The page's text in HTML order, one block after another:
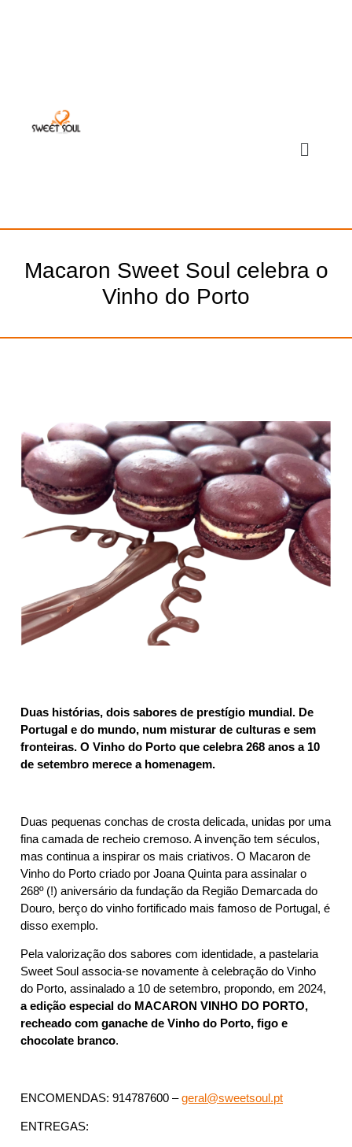
Macaron Sweet Soul celebra o
Vinho do Porto
Duas histórias, dois sabores de prestígio mundial. De
Portugal e do mundo, num misturar de culturas e sem
fronteiras. O Vinho do Porto que celebra 268 anos a 10
de setembro merece a homenagem.
Duas pequenas conchas de crosta delicada, unidas por uma
fina camada de recheio cremoso. A invenção tem séculos,
mas continua a inspirar os mais criativos. O Macaron de
Vinho do Porto criado por Joana Quinta para assinalar o
268º (!) aniversário da fundação da Região Demarcada do
Douro, berço do vinho fortificado mais famoso de Portugal, é
disso exemplo.
Pela valorização dos sabores com identidade, a pastelaria
Sweet Soul associa-se novamente à celebração do Vinho
do Porto, assinalado a 10 de setembro, propondo, em 2024,
a edição especial do MACARON VINHO DO PORTO,
recheado com ganache de Vinho do Porto, figo e
chocolate branco.
ENCOMENDAS: 914787600 –geral@sweetsoul.pt
ENTREGAS: